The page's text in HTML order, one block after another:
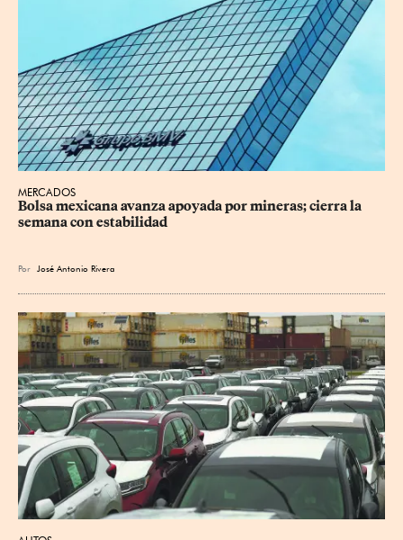
MERCADOS
Bolsa mexicana avanza apoyada por mineras; cierra la
semana con estabilidad
Por José Antonio Rivera